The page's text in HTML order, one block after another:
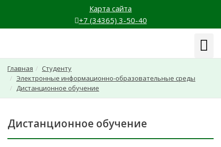
Карта сайта
+7 (34365) 3-50-40
Главная
Студенту
Электронные информационно-образовательные среды
Дистанционное обучение
Дистанционное обучение